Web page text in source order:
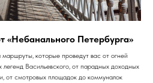
«Небанального Петербурга»
которые проведут вас от огней
Васильевского, от парадных доходных
от смотровых площадок до коммуналок